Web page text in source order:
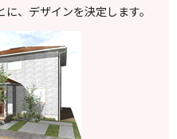
、デザインを決定します。